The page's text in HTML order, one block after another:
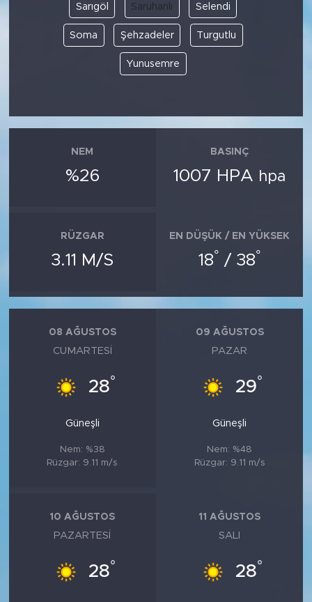
Sarıgöl Saruhanlı Selendi
Soma Şehzadeler Turgutlu
Yunusemre
NEM
%26
BASINÇ
1007 HPA hpa
RÜZGAR
3.11 M/S
EN DÜŞÜK / EN YÜKSEK
18° / 38°
08 AĞUSTOS
CUMARTESI
28°
Güneşli
Nem: %38
Rüzgar: 9.11 m/s
09 AĞUSTOS
PAZAR
29°
Güneşli
Nem: %48
Rüzgar: 9.11 m/s
10 AĞUSTOS
PAZARTESI
28°
11 AĞUSTOS
SALI
28°